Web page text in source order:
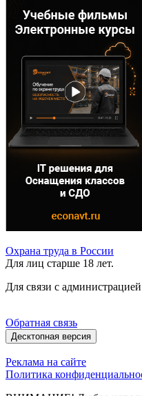
Охрана труда в России
Для лиц старше 18 лет.
Для связи с
Обратная связь
Десктопная версия
Реклама на сайте
Политика